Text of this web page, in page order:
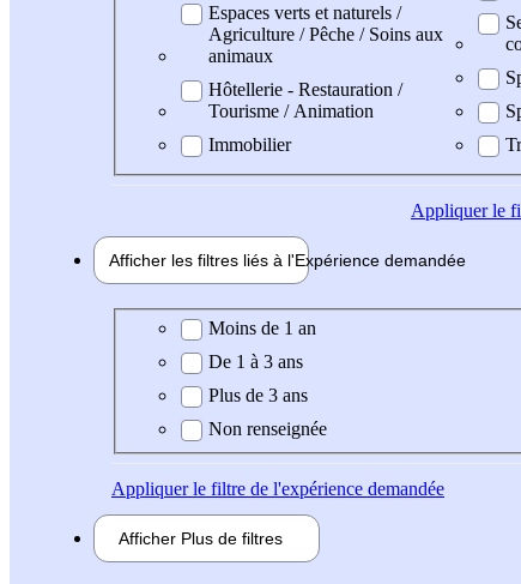
Espaces verts et naturels /
Agriculture / Pêche / Soins aux
animaux
Hôtellerie - Restauration /
Tourisme / Animation
Immobilier
Appliquerle
Afficher les filtres liés à l'Expérience demandée
Expérience demandée
Moins de 1 an
De 1 à 3 ans
Plus de 3 ans
Non renseignée
Appliquerle filtre de l'expérience demandée
Afficher Plus de filtres